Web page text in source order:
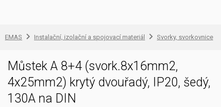
EMAS Instalační, izolační a spojovací materiál Svorky, svorkovnice
Můstek A 8+4 (svork.8x16mm2,
4x25mm2) krytý dvouřadý, IP20, šedý,
130A na DIN